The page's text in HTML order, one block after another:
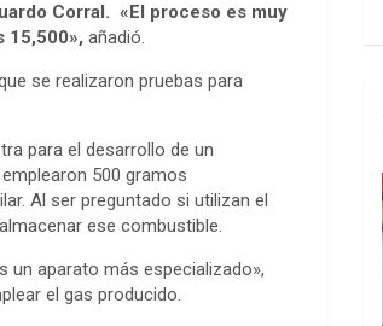
Corral. «El proceso es muy
15,500», añadió.
se realizaron pruebas para
para el desarrollo de un
500 gramos
Al ser preguntado si utilizan el
ese combustible.
un aparato más especializado»,
el gas producido.